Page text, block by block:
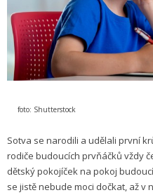
foto: Shutterstock
Sotva se narodili a udělali první
rodiče budoucích prvňáčků vždy
dětský pokojíček na pokoj
se jistě nebude moci dočkat, až v